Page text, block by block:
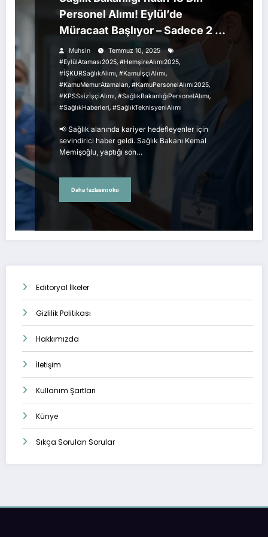
Personel Alımı! Eylül’de
Müracaat Başlıyor – Sadece 2 Ay
Kaldı!
Muhsin
Temmuz 10, 2025
#EylülAtaması2025, #HemşireAlımı2025,
#İŞKURSağlıkAlımı, #KamuİşçiAlımı,
#KamuMemurAtamaları, #KamuPersonelAlımı2025,
#KPSSsizİşçiAlımı, #SağlıkBakanlığıPersonelAlımı,
#SağlıkHaberleri, #SağlıkTeknisyeniAlımı
📢 Sağlık alanında kariyer hedefleyenler için
sevindirici haber geldi. Sağlık Bakanı Kemal
Memişoğlu, yaptığı son…
Daha fazlasını oku
Editoryal İlkeler
Gizlilik Politikası
Hakkımızda
İletişim
Kullanım Şartları
Künye
Sıkça Sorulan Sorular